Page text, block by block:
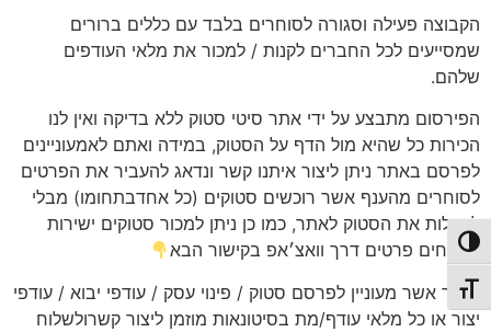
הפעל/כבה ניגודיות גבוהה
מתג גודל גופן
הקבוצה פעילה וסגורה לסוחרים בלבד עם כללים ברורים
שמסייעים לכל החברים לקנות / למכור את מלאי העודפים
שלהם.
הפירסום מתבצע על ידי אתר סיטי סטוק ללא בדיקה ואין לנו
הכירות כל שהיא מול הדף על הסטוק, במידה ואתם לאמעוניינים
לפרסם באתר ניתן ליצור איתנו קשר ונדאג להעביר את הפרטים
לסוחרים מהענף אשר רוכשים סטוקים (כל אחדבתחומו) מבלי
להעלות את הסטוק לאתר, כמו כן ניתן למכור סטוקים ישירות
לשטחים פרטים דרך וואצ׳אפ בקישור הבא
סוחר אשר מעוניין לפרסם סטוק / פינוי עסק / עודפי יבוא / עודפי
יצור או כל מלאי עודף/מת בסיטונאות מוזמן ליצור קשרולשלוח